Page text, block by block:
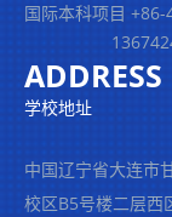
国际本科项目
ADDRESS
学校地址
中国辽宁省大连市
校区B5号楼二层西